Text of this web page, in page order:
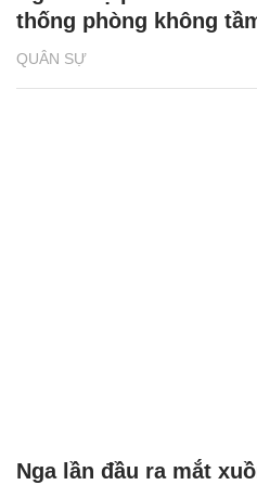
QUÂN SỰ
thống phòng không
Nga lần đầu ra mắt